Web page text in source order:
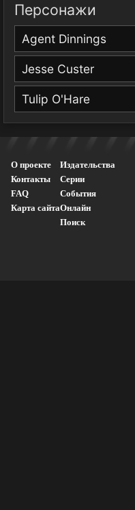
Персонажи
Agent Dinnings
Jesse Custer
Tulip O'Hare
О проекте
Контакты
FAQ
Карта сайта
Издательства
Серии
События
Онлайн
Поиск